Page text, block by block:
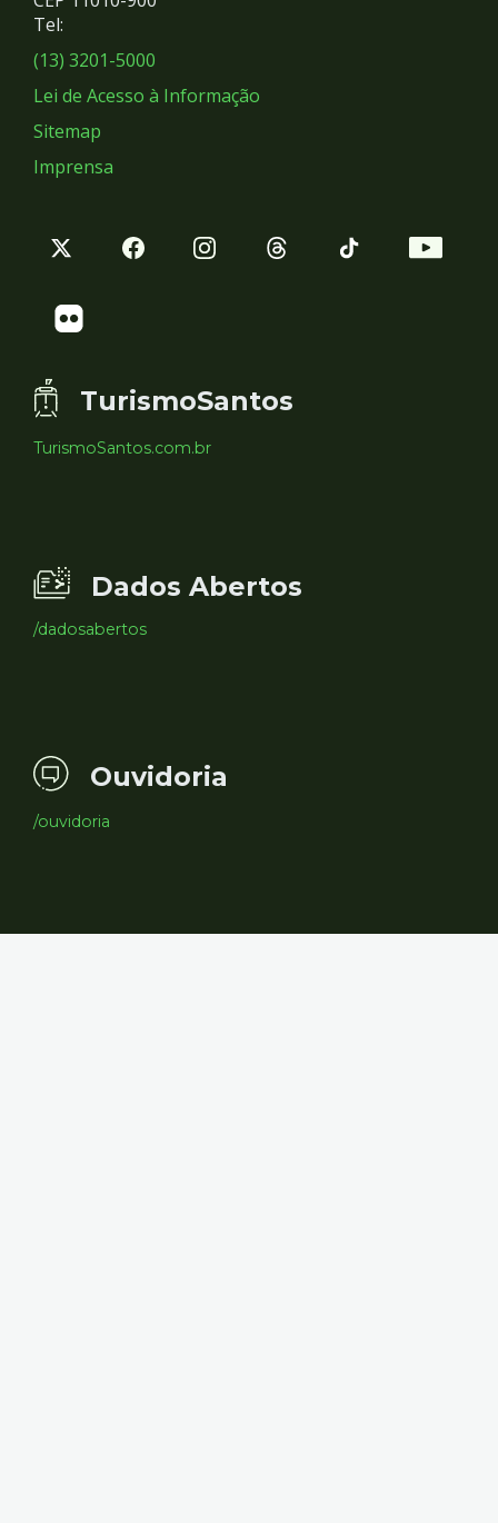
Sociais
Tel:
(13) 3201-5000
Lei de Acesso à Informação
Sitemap
Imprensa
TurismoSantos
TurismoSantos.com.br
Dados Abertos
/dadosabertos
Ouvidoria
/ouvidoria